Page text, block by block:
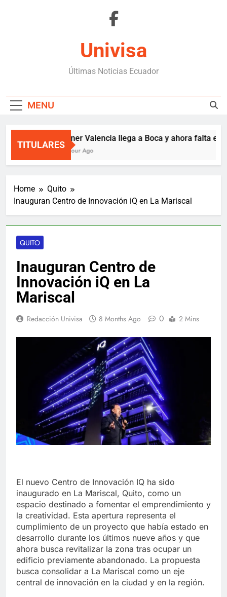
Univisa
Últimas Noticias Ecuador
MENU
TITULARES
Enner Valencia llega a Boca y ahora falta el
1 Hour Ago
Home
Quito
Inauguran Centro de Innovación iQ en La Mariscal
QUITO
Inauguran Centro de
Innovación iQ en La
Mariscal
Redacción Univisa 8 Months Ago 0 2 Mins
El nuevo Centro de Innovación IQ ha sido
inaugurado en La Mariscal, Quito, como un
espacio destinado a fomentar el emprendimiento y
la creatividad. Esta apertura representa el
cumplimiento de un proyecto que había estado en
desarrollo durante los últimos nueve años y que
ahora busca revitalizar la zona tras ocupar un
edificio previamente abandonado. La propuesta
busca consolidar a La Mariscal como un eje
central de innovación en la ciudad y en la región.